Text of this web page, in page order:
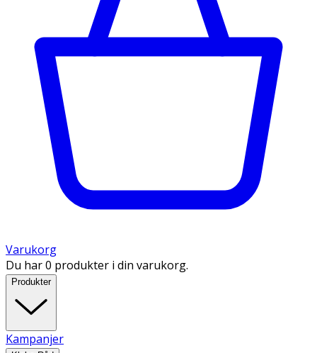
Varukorg
Du har 0 produkter i din varukorg.
Produkter
Kampanjer